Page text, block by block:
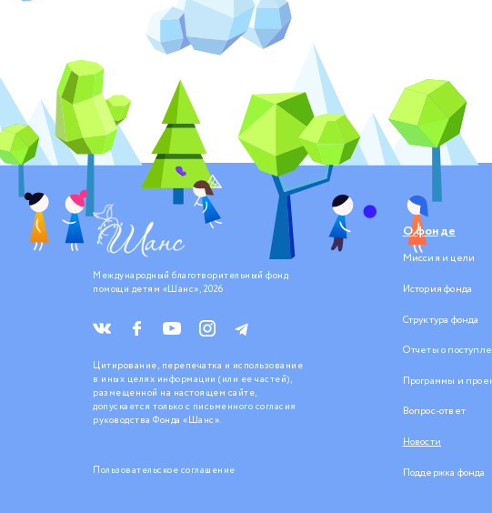
Международный благотворительный фонд
помощи детям «Шанс», 2026
Цитирование, перепечатка и использование
в иных целях информации (или ее частей),
размещенной на настоящем сайте,
допускается только с письменного согласия
руководства Фонда «Шанс».
Пользовательское соглашение
О фонде
Миссия и цели
История фонда
Структура фонда
Отчеты о
Программы и
Вопрос-ответ
Новости
Поддержка фонда